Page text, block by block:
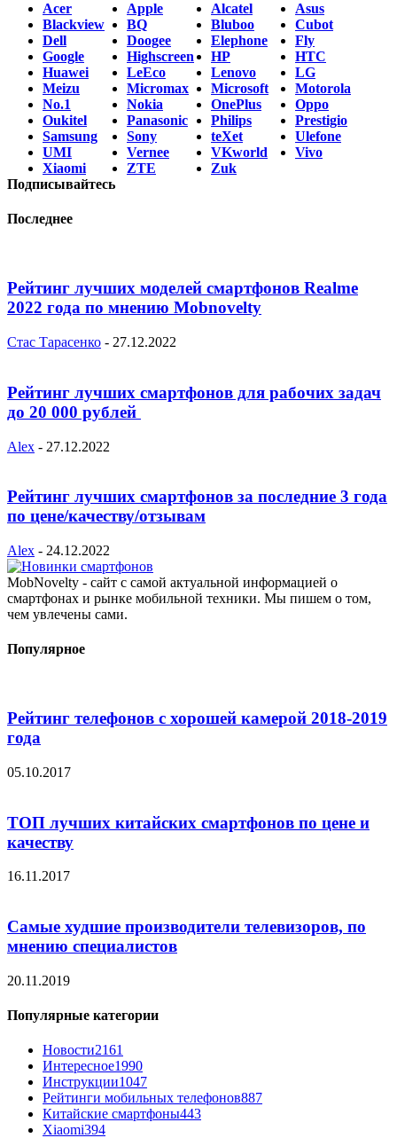
Acer Apple Alcatel
Asus
Blackview
BQ Bluboo
Cubot
Dell
Doogee Elephone
Fly
Google
Highscreen HP
HTC
Huawei
LeEco Lenovo
LG
Meizu
Micromax Microsoft
Motorola
No.1
Nokia OnePlus
Oppo
Oukitel
Panasonic Philips
Prestigio
Samsung
Sony teXet
Ulefone
UMI
Vernee VKworld
Vivo
Xiaomi
ZTE
Zuk
Подписывайтесь
Последнее
Рейтинг лучших моделей смартфонов Realme
2022 года по мнению Mobnovelty
Стас Тарасенко - 27.12.2022
Рейтинг лучших смартфонов для рабочих задач
до 20 000 рублей
Alex - 27.12.2022
Рейтинг лучших смартфонов за последние 3 года
по цене/качеству/отзывам
Alex - 24.12.2022
MobNovelty - сайт с самой актуальной информацией о
смартфонах и рынке мобильной техники. Мы пишем о том,
чем увлечены сами.
Популярное
Рейтинг телефонов с хорошей камерой 2018-2019
года
05.10.2017
ТОП лучших китайских смартфонов по цене и
качеству
16.11.2017
Самые худшие производители телевизоров, по
мнению специалистов
20.11.2019
Популярные категории
Новости2161
Интересное1990
Инструкции1047
Рейтинги мобильных телефонов887
Китайские смартфоны443
Xiaomi394